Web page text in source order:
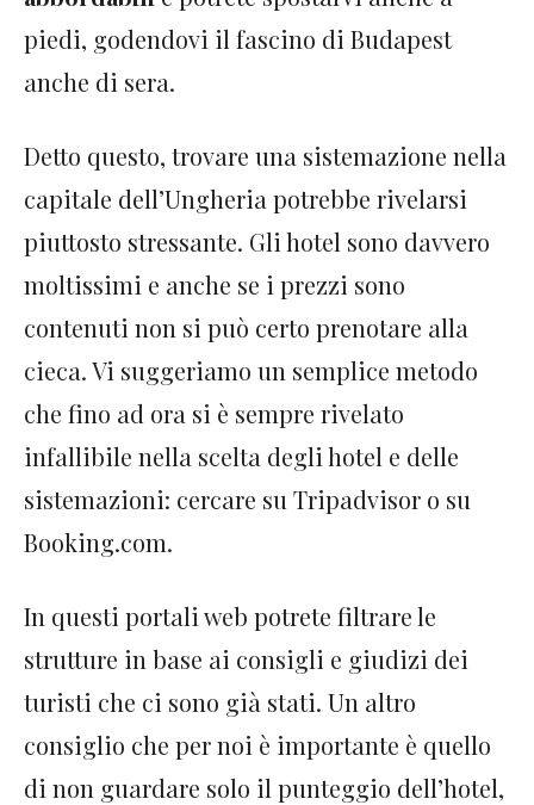
piedi, godendovi il fascino di Budapest
anche di sera.
Detto questo, trovare una sistemazione nella
capitale dell’Ungheria potrebbe rivelarsi
piuttosto stressante. Gli hotel sono davvero
moltissimi e anche se i prezzi sono
contenuti non si può certo prenotare alla
cieca. Vi suggeriamo un semplice metodo
che fino ad ora si è sempre rivelato
infallibile nella scelta degli hotel e delle
sistemazioni: cercare su Tripadvisor o su
Booking.com.
In questi portali web potrete filtrare le
strutture in base ai consigli e giudizi dei
turisti che ci sono già stati. Un altro
consiglio che per noi è importante è quello
di non guardare solo il punteggio dell’hotel,